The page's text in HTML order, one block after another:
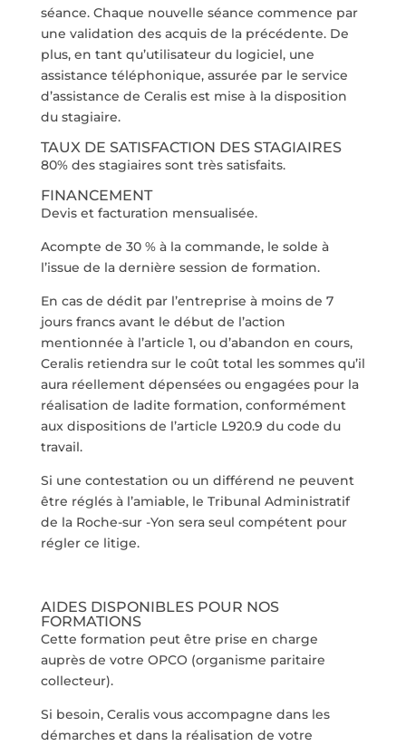
séance. Chaque nouvelle séance commence par
une validation des acquis de la précédente. De
plus, en tant qu’utilisateur du logiciel, une
assistance téléphonique, assurée par le service
d’assistance de Ceralis est mise à la disposition
du stagiaire.
TAUX DE SATISFACTION DES STAGIAIRES
80% des stagiaires sont très satisfaits.
FINANCEMENT
Devis et facturation mensualisée.
Acompte de 30 % à la commande, le solde à
l’issue de la dernière session de formation.
En cas de dédit par l’entreprise à moins de 7
jours francs avant le début de l’action
mentionnée à l’article 1, ou d’abandon en cours,
Ceralis retiendra sur le coût total les sommes qu’il
aura réellement dépensées ou engagées pour la
réalisation de ladite formation, conformément
aux dispositions de l’article L920.9 du code du
travail.
Si une contestation ou un différend ne peuvent
être réglés à l’amiable, le Tribunal Administratif
de la Roche-sur -Yon sera seul compétent pour
régler ce litige.
AIDES DISPONIBLES POUR NOS
FORMATIONS
Cette formation peut être prise en charge
auprès de votre OPCO (organisme paritaire
collecteur).
Si besoin, Ceralis vous accompagne dans les
démarches et dans la réalisation de votre